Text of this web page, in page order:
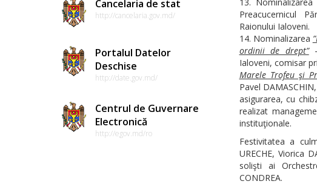
Cancelaria de stat
http://cancelaria.gov.md/
Portalul Datelor
Deschise
http://date.gov.md/
Centrul de Guvernare
Electronică
http://egov.md/ro
Preacucernicul
Raionului Ialoveni.
Nominalizarea
ordinii de drept”–
Ialoveni, comisar
Marele Trofeu şi
Pavel
asigurarea, cu
realizat
instituţionale.
Festivitatea a
URECHE, Viorica
solişti ai
CONDREA.